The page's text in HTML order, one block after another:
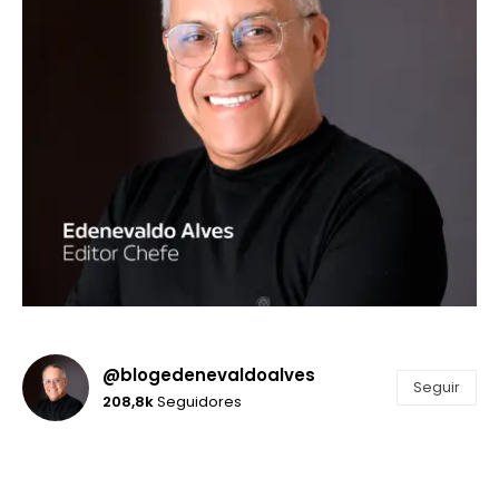
@blogedenevaldoalves
208,8kSeguidores
Seguir